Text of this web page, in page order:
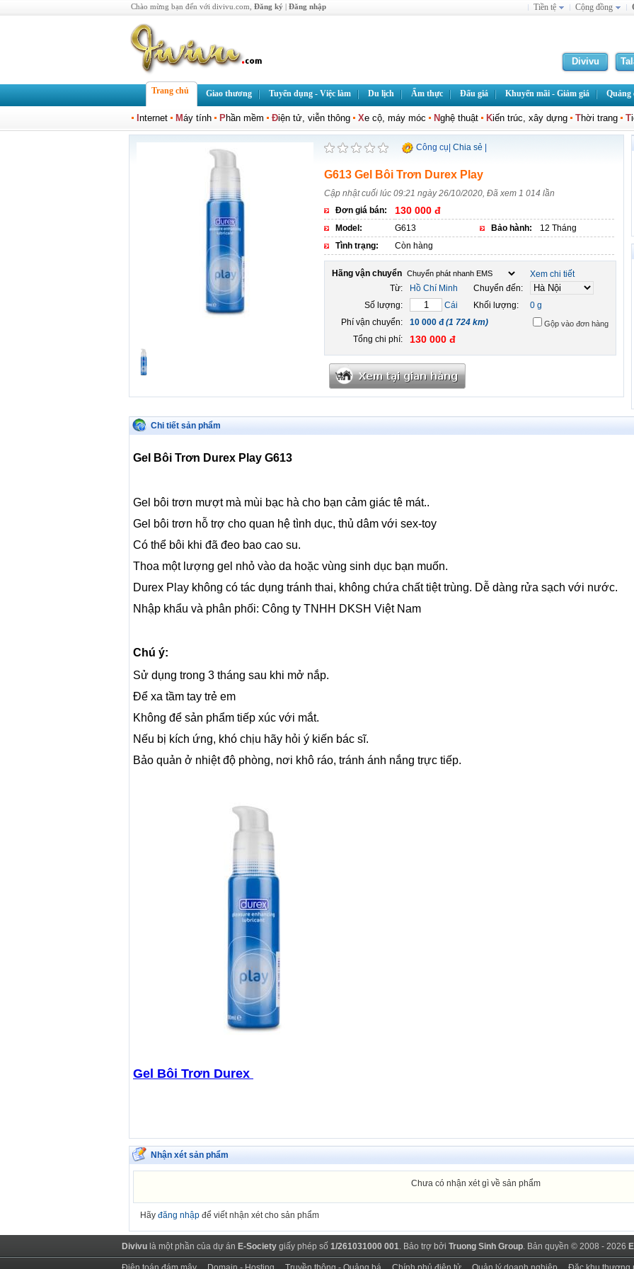
Chào mừng bạn đến với divivu.com, Đăng ký | Đăng nhập Tiền tệ Cộng đồng
Divivu
Trang chủ Giao thương Tuyển dụng - Việc làm Du lịch Ẩm thực Đấu giá Khuyến mãi - Giảm giá Quảng
nternet Máy tính Phần mềm Điện tử, viễn thông Xe cộ, máy móc Nghệ thuật Kiến trúc, xây dựng Thời trang T
Chia sẻ
Công cụ
G613 Gel Bôi Trơn Durex Play
Cập nhật cuối lúc 09:21 ngày 26/10/2020, Đã xem 1 014 lần
Đơn giá bán:
130 000 đ
Model: G613 Bảo hành:
12 Tháng
Tình trạng:
Còn hàng
Hãng vận chuyển
Xem chi tiết
Từ:
Hồ Chí Minh
Chuyển đến:
Số lượng:
Cái Khối lượng:
0 g
Phí vận chuyển:
10 000 đ(1 724 km) Gộp vào đơn hàng
Tổng chi phí: 130 000 đ
Chi tiết sản phẩm
Gel Bôi Trơn Durex Play G613
Gel bôi trơn mượt mà mùi bạc hà cho bạn cảm giác tê mát..
Gel bôi trơn hỗ trợ cho quan hệ tình dục, thủ dâm với sex-toy
Có thể bôi khi đã đeo bao cao su.
Thoa một lượng gel nhỏ vào da hoặc vùng sinh dục bạn muốn.
Durex Play không có tác dụng tránh thai, không chứa chất tiệt trùng. Dễ dàng rửa sạch với nước.
Nhập khẩu và phân phối: Công ty TNHH DKSH Việt Nam
Chú ý:
Sử dụng trong 3 tháng sau khi mở nắp.
Để xa tầm tay trẻ em
Không để sản phẩm tiếp xúc với mắt.
Nếu bị kích ứng, khó chịu hãy hỏi ý kiến bác sĩ.
Bảo quản ở nhiệt độ phòng, nơi khô ráo, tránh ánh nắng trực tiếp.
Gel Bôi Trơn Durex
Nhận xét sản phẩm
Chưa có nhận xét gì về sản phẩm
Hãy đăng nhập để viết nhận xét cho sản phẩm
Divivu là một phần của dự án E-Society giấy phép số 1/261031000 001. Bảo trợ bởi Truong Sinh Group. Bản quyền © 2008 - 2026